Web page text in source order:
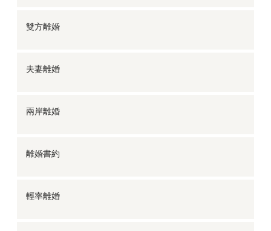
雙方離婚
夫妻離婚
兩岸離婚
離婚書約
輕率離婚